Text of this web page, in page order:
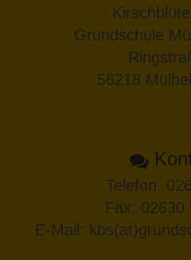
Grundschule
56218
Telefon:
Fax: 02630
E-Mail: